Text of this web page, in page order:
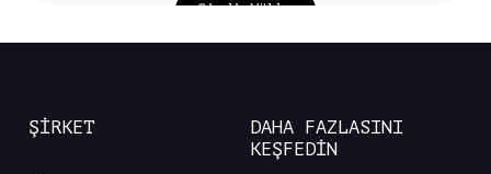
Şimdi Yükle
ŞİRKET
DAHA FAZLASINI
KEŞFEDİN